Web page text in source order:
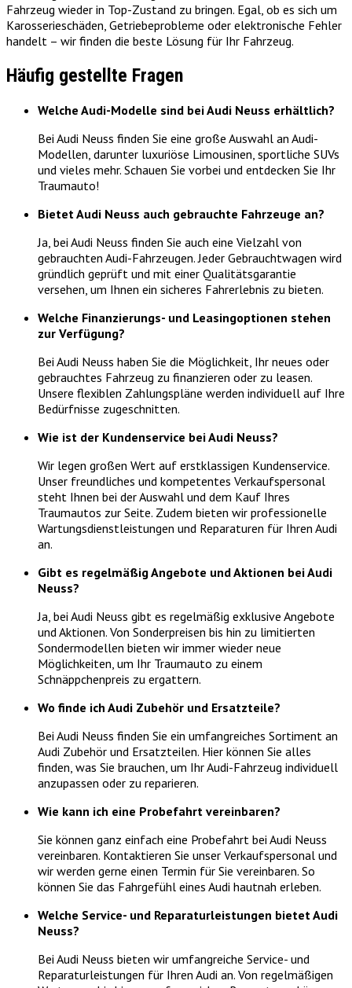
Fahrzeug wieder in Top-Zustand zu bringen. Egal, ob es sich um
Karosserieschäden, Getriebeprobleme oder elektronische Fehler
handelt – wir finden die beste Lösung für Ihr Fahrzeug.
Häufig gestellte Fragen
Welche Audi-Modelle sind bei Audi Neuss erhältlich?
Bei Audi Neuss finden Sie eine große Auswahl an Audi-
Modellen, darunter luxuriöse Limousinen, sportliche SUVs
und vieles mehr. Schauen Sie vorbei und entdecken Sie Ihr
Traumauto!
Bietet Audi Neuss auch gebrauchte Fahrzeuge an?
Ja, bei Audi Neuss finden Sie auch eine Vielzahl von
gebrauchten Audi-Fahrzeugen. Jeder Gebrauchtwagen wird
gründlich geprüft und mit einer Qualitätsgarantie
versehen, um Ihnen ein sicheres Fahrerlebnis zu bieten.
Welche Finanzierungs- und Leasingoptionen stehen
zur Verfügung?
Bei Audi Neuss haben Sie die Möglichkeit, Ihr neues oder
gebrauchtes Fahrzeug zu finanzieren oder zu leasen.
Unsere flexiblen Zahlungspläne werden individuell auf Ihre
Bedürfnisse zugeschnitten.
Wie ist der Kundenservice bei Audi Neuss?
Wir legen großen Wert auf erstklassigen Kundenservice.
Unser freundliches und kompetentes Verkaufspersonal
steht Ihnen bei der Auswahl und dem Kauf Ihres
Traumautos zur Seite. Zudem bieten wir professionelle
Wartungsdienstleistungen und Reparaturen für Ihren Audi
an.
Gibt es regelmäßig Angebote und Aktionen bei Audi
Neuss?
Ja, bei Audi Neuss gibt es regelmäßig exklusive Angebote
und Aktionen. Von Sonderpreisen bis hin zu limitierten
Sondermodellen bieten wir immer wieder neue
Möglichkeiten, um Ihr Traumauto zu einem
Schnäppchenpreis zu ergattern.
Wo finde ich Audi Zubehör und Ersatzteile?
Bei Audi Neuss finden Sie ein umfangreiches Sortiment an
Audi Zubehör und Ersatzteilen. Hier können Sie alles
finden, was Sie brauchen, um Ihr Audi-Fahrzeug individuell
anzupassen oder zu reparieren.
Wie kann ich eine Probefahrt vereinbaren?
Sie können ganz einfach eine Probefahrt bei Audi Neuss
vereinbaren. Kontaktieren Sie unser Verkaufspersonal und
wir werden gerne einen Termin für Sie vereinbaren. So
können Sie das Fahrgefühl eines Audi hautnah erleben.
Welche Service- und Reparaturleistungen bietet Audi
Neuss?
Bei Audi Neuss bieten wir umfangreiche Service- und
Reparaturleistungen für Ihren Audi an. Von regelmäßigen